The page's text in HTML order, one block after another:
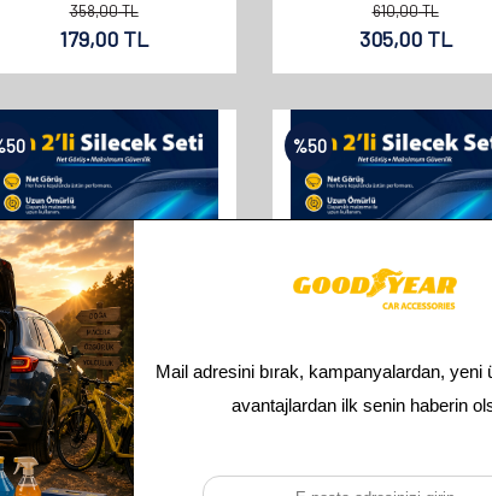
358,00TL
179,00 TL
610,00TL
305,00TL
50
GOODYEAR
%50
GOODYEAR